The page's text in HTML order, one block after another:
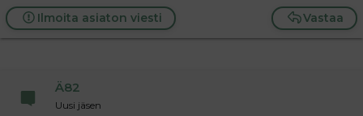
Vastaa
Ilmoita asiaton viesti
Ä82
Uusi jäsen